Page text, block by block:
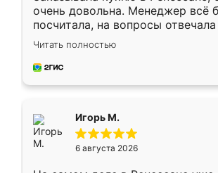
очень довольна. Менеджер всё
посчитала, на вопросы отвечала
Замерщик приехал в субботу,
делу со всей
за день, ребята работали
Читать полностью
Игорь М.
6 августа 2026